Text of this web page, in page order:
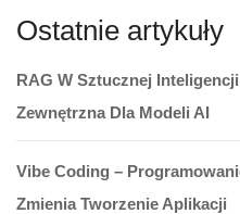
Ostatnie artykuły
RAG W Sztucznej Inteligencji
Zewnętrzna Dla Modeli AI
Vibe Coding –
Zmienia Tworzenie Aplikacji